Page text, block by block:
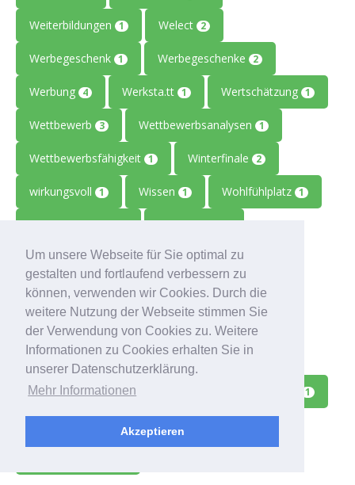
Um unsere Webseite für Sie optimal zu
gestalten und fortlaufend verbessern zu
können, verwenden wir Cookies. Durch die
weitere Nutzung der Webseite stimmen Sie
der Verwendung von Cookies zu. Weitere
Informationen zu Cookies erhalten Sie in
unserer Datenschutzerklärung.
Mehr Informationen
Akzeptieren
Weiterbildungen 1 Welect 2
Werbegeschenk 1 Werbegeschenke 2
Werbung 4 Werksta.tt 1 Wertschätzung 1
Wettbewerb 3 Wettbewerbsanalysen 1
Wettbewerbsfähigkeit 1 Winterfinale 2
wirkungsvoll 1 Wissen 1 Wohlfühlplatz 1
WooCommerce WordPress
work-life balance 5 Workaholic 1
Working Abroad 1 Workshop 28
wss-redpoint 1 Zahlungsausfälle 1
Zeiterfassung 1 Zeitmanagement 2
Zeitreise 1 Ziele 1
Zoom